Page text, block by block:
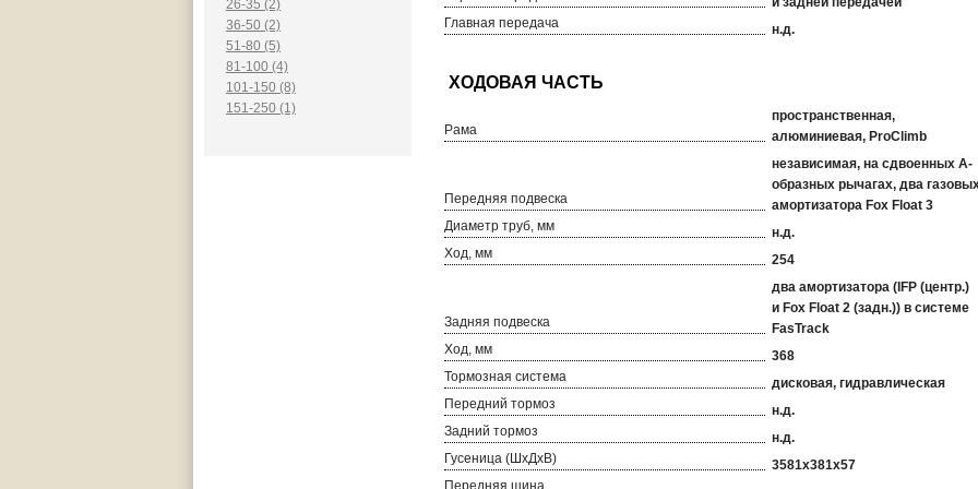
26-35 (2)
36-50 (2)
51-80 (5)
81-100 (4)
101-150 (8)
151-250 (1)
Главная передача
н.д.
Рама
пространственная,
алюминиевая, ProClimb
Передняя подвеска
независимая, на сдвоенных А-
образных рычагах, два
амортизатора Fox Float 3
Диаметр труб, мм
н.д.
Ход, мм
254
Задняя подвеска
два амортизатора (IFP (центр.)
и Fox Float 2 (задн.)) в системе
FasTrack
Ход, мм
368
Тормозная система
дисковая, гидравлическая
Передний тормоз
н.д.
Задний тормоз
н.д.
Гусеница (ШхДхВ)
3581х381х57
Передняя шина